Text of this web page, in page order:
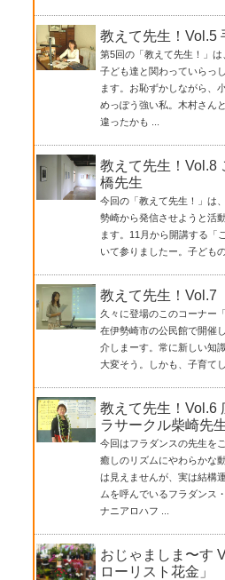
教えて先生！Vol.5
第5回の「教えて先生！」
子ども達と関わっていらっ
ます。お恥ずかしながら、
めっぽう強い私。木村さん
違ったかも ...
教えて先生！
橋先生
今回の「教えて先生！」は
勢崎から発信させようと活
ます。11月から開講する「
いて参りましたー。子ども
教えて先生！Vol.7
久々に登場のこのコーナー
在伊勢崎市の公民館で開催
介しまーす。常に新しい知
大変そう。しかも、子育て
教えて先生！Vol.6
ラサークル柴崎先
今回はフラダンスの先生を
癒しのリズムにやわらかな
は見えませんが、実は結構
ムを呼んでいるフラダンス
ナニアロハフ ...
おじゃましま〜す
ローリスト花金」